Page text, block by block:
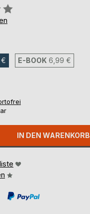
€ E-BOOK 6,99 €
IN DEN WARENKORB